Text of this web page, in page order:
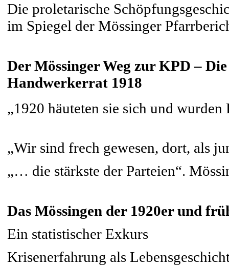
Die proletarische
im Spiegel der Mössinger
Der Mössinger Weg zur KPD –
Handwerkerrat 1918
„1920 häuteten sie sich und
„Wir sind frech gewesen, dort, als
„… die stärkste der Parteien“.
Das Mössingen der 1920er und
Ein statistischer Exkurs
Krisenerfahrung als